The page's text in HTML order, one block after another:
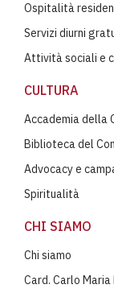
Ospitalità
Servizi diurni
Attività sociali e
CULTURA
Accademia della
Biblioteca del
Advocacy e
Spiritualità
CHI SIAMO
Chi siamo
Card. Carlo Maria